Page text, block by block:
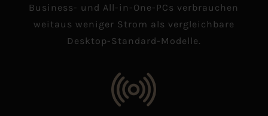
Business- und All-in-One-PCs verbrauchen
weitaus weniger Strom als vergleichbare
Desktop-Standard-Modelle.